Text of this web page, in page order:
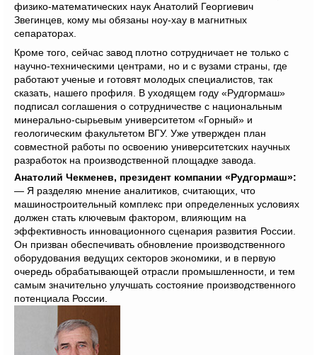
физико-математических наук Анатолий Георгиевич
Звегинцев, кому мы обязаны ноу-хау в магнитных
сепараторах.
Кроме того, сейчас завод плотно сотрудничает не только с
научно-техническими центрами, но и с вузами страны, где
работают ученые и готовят молодых специалистов, так
сказать, нашего профиля. В уходящем году «Рудгормаш»
подписал соглашения о сотрудничестве с национальным
минерально-сырьевым университетом «Горный» и
геологическим факультетом ВГУ. Уже утвержден план
совместной работы по освоению университетских научных
разработок на производственной площадке завода.
Анатолий Чекменев, президент компании «Рудгормаш»:
— Я разделяю мнение аналитиков, считающих, что
машиностроительный комплекс при определенных условиях
должен стать ключевым фактором, влияющим на
эффективность инновационного сценария развития России.
Он призван обеспечивать обновление производственного
оборудования ведущих секторов экономики, и в первую
очередь обрабатывающей отрасли промышленности, и тем
самым значительно улучшать состояние производственного
потенциала России.